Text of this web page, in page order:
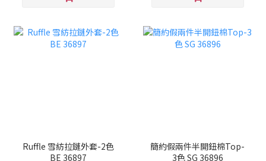
Ruffle 雪紡拉鏈外套-2色
BE 36897
簡約假兩件半開鈕棉Top-
3色 SG 36896